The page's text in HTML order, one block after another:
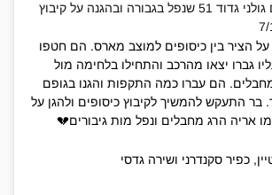
רוזנשטיין ז"ל - לוחם גולני גדוד 51 שנפל בגבורה ובהגנה על קיבוץ
הציר בין כיסופים למוצב מארס. הם חטפו
גברו יצאו מהרכב והתחילו בלחימה מול
הם עברו כמה התקפות והגנו בגופם
בר התעקש להמשיך לקיבוץ כיסופים ולהגן על
אריה הרג מחבלים ונפל מות גיבורים💔
כפיר סקנדרני ושירה גדסי